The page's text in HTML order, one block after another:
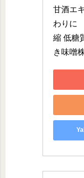
甘酒エ
わりに
縮 低糖
き味噌